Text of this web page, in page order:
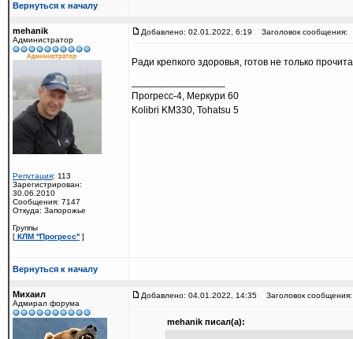
Вернуться к началу
mehanik
Администратор
Репутация: 113
Зарегистрирован:
30.06.2010
Сообщения: 7147
Откуда: Запорожье
Группы
[ КЛМ ''Прогресс'' ]
Добавлено: 02.01.2022, 6:19 Заголовок сообщения:
Ради крепкого здоровья, готов не только
Прогресс-4, Меркури 60
Kolibri KM330, Tohatsu 5
Вернуться к началу
Михаил
Адмирал форума
Добавлено: 04.01.2022, 14:35 Заголовок сообщения:
mehanik писал(а):